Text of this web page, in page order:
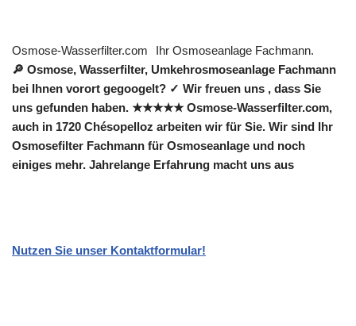
Osmose-Wasserfilter.com
Ihr Osmoseanlage Fachmann.
🔎 Osmose, Wasserfilter, Umkehrosmoseanlage Fachmann
bei Ihnen vorort gegoogelt? ✓ Wir freuen uns , dass Sie
uns gefunden haben. ★★★★★ Osmose-Wasserfilter.com,
auch in 1720 Chésopelloz arbeiten wir für Sie. Wir sind Ihr
Osmosefilter Fachmann für Osmoseanlage und noch
einiges mehr. Jahrelange Erfahrung macht uns aus
Nutzen Sie unser Kontaktformular!